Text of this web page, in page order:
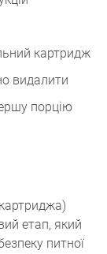
картридж
видалити
порцію
етап, який
питної